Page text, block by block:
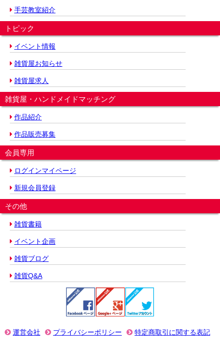
手芸教室紹介
トピック
イベント情報
雑貨屋お知らせ
雑貨屋求人
雑貨屋・ハンドメイドマッチング
作品紹介
作品販売募集
会員専用
ログインマイページ
新規会員登録
その他
雑貨書籍
イベント企画
雑貨ブログ
雑貨Q&A
運営会社 プライバシーポリシー 特定商取引に関する表記